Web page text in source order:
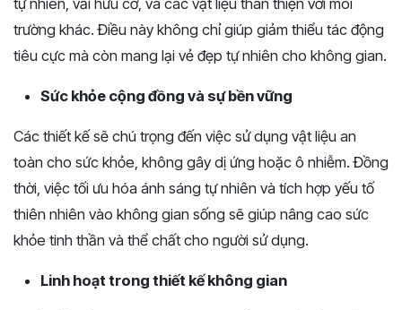
trường khác. Điều này không chỉ giúp giảm thiểu tác động
tiêu cực mà còn mang lại vẻ đẹp tự nhiên cho không gian.
Sức khỏe cộng đồng và sự bền vững
Các thiết kế sẽ chú trọng đến việc sử dụng vật liệu an
toàn cho sức khỏe, không gây dị ứng hoặc ô nhiễm. Đồng
thời, việc tối ưu hóa ánh sáng tự nhiên và tích hợp yếu tố
thiên nhiên vào không gian sống sẽ giúp nâng cao sức
khỏe tinh thần và thể chất cho người sử dụng.
Linh hoạt trong thiết kế không gian